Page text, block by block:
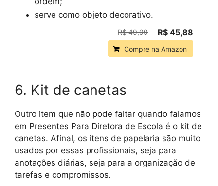
serve como objeto decorativo.
R$ 49,99 R$ 45,88
Compre na Amazon
6. Kit de canetas
Outro item que não pode faltar quando falamos
em Presentes Para Diretora de Escola é o kit de
canetas. Afinal, os itens de papelaria são muito
usados por essas profissionais, seja para
anotações diárias, seja para a organização de
tarefas e compromissos.